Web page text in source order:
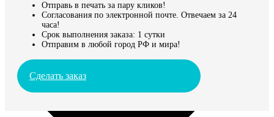
Отправь в печать за пару кликов!
Согласования по электронной почте. Отвечаем за 24
часа!
Срок выполнения заказа: 1 сутки
Отправим в любой город РФ и мира!
Сделать заказ